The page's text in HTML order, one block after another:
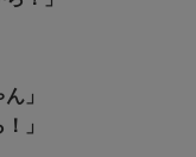
」
」